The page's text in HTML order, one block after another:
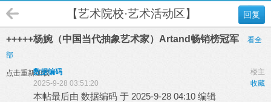
回复
【艺术院校·艺术活动区】
+++++杨婉（中国当代抽象艺术家）Artand畅销榜冠军
看全
部
点击重新加载 楼主
数据编码
收藏
2025-9-28 03:51:20
本帖最后由 数据编码 于 2025-9-28 04:10 编辑